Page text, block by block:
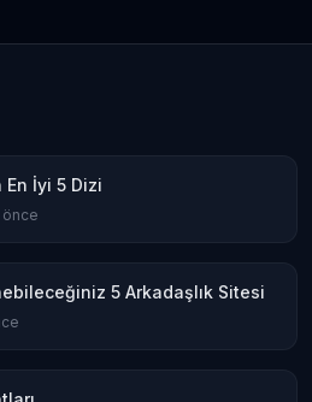
İyi 5 Dizi
önce
5 Arkadaşlık Sitesi